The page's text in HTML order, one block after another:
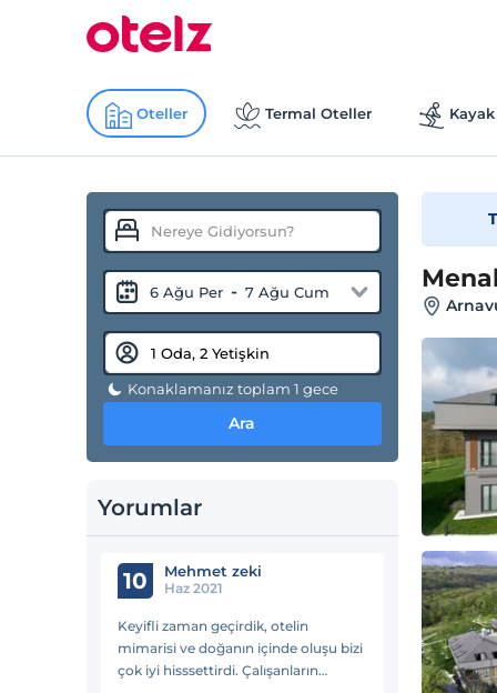
Oteller Termal Oteller
6 Ağu Per - 7 Ağu Cum
Konaklamanız toplam 1 gece
Ara
Yorumlar
10 Mehmet zeki
Haz 2021
Keyifli zaman geçirdik, otelin
mimarisi ve doğanın içinde oluşu bizi
çok iyi hisssettirdi. Çalışanların